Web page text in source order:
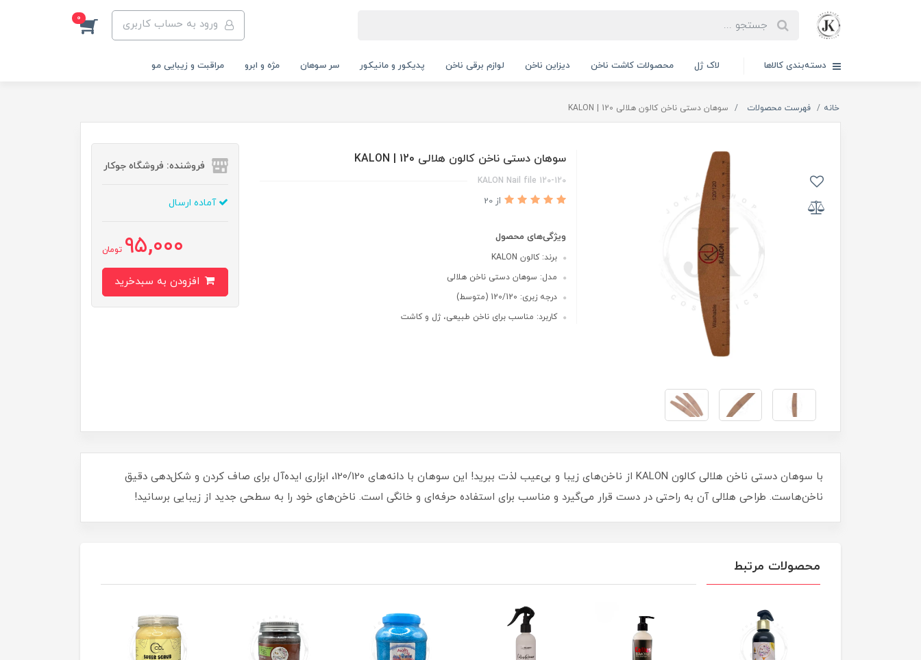
ورود به حساب کاربری 0
دسته‌بندی کالاها لاک ژل محصولات کاشت ناخن دیزاین ناخن لوازم برقی ناخن پدیکور و مانیکور سر سوهان مژه و ابرو مراقبت و زیبایی مو
خانه فهرست محصولات سوهان دستی ناخن کالون هلالی 120 | KALON
سوهان دستی ناخن کالون هلالی 120 | KALON
KALON Nail file 120-120
از 20
ویژگی‌های محصول
برند: کالون KALON
مدل: سوهان دستی ناخن هلالی
درجه زبری: 120/120 (متوسط)
کاربرد: مناسب برای ناخن طبیعی، ژل و کاشت
فروشنده: فروشگاه جوکار
آماده ارسال
95,000 تومان
با سوهان دستی ناخن هلالی کالون KALON از ناخن‌های زیبا و بی‌عیب لذت ببرید! این سوهان با دانه‌های 120/120، ابزاری ایده‌آل برای صاف کردن و شکل‌دهی دقیق
ناخن‌هاست. طراحی هلالی آن به راحتی در دست قرار می‌گیرد و مناسب برای استفاده حرفه‌ای و خانگی است. ناخن‌های خود را به سطحی جدید از زیبایی برسانید!
محصولات مرتبط